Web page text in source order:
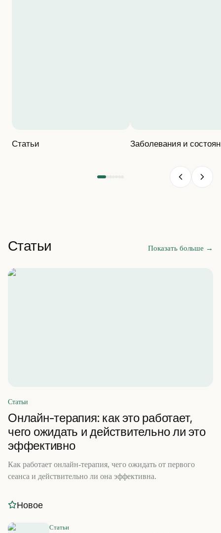
Статьи Заболевания и
Статьи Показать больше →
Статьи
Онлайн-терапия: как это работает,
чего ожидать и действительно ли это
эффективно
Как работает онлайн-терапия, чего ожидать от первого
сеанса и действительно ли она эффективна.
Новое
Статьи